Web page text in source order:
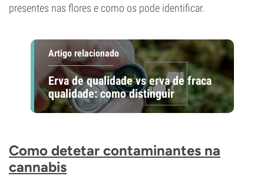
presentes nas flores e como os pode identificar.
Artigo relacionado
Erva de qualidade vs erva de fraca
qualidade: como distinguir
Como detetar contaminantes na
cannabis